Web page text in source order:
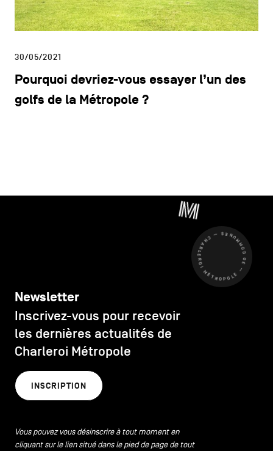
30/05/2021
Pourquoi devriez-vous essayer l’un des
golfs de la Métropole ?
CHARLEROI MÉTROPOLE — 30 COMMUNES —
Newsletter
Inscrivez-vous pour recevoir
les dernières actualités de
Charleroi Métropole
INSCRIPTION
Vous pouvez vous désinscrire à tout moment en
cliquant sur le lien situé dans le pied de page de tout